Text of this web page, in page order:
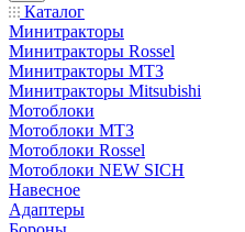
Каталог
Минитракторы
Минитракторы Rossel
Минитракторы МТЗ
Минитракторы Mitsubishi
Мотоблоки
Мотоблоки МТЗ
Мотоблоки Rossel
Мотоблоки NEW SICH
Навесное
Адаптеры